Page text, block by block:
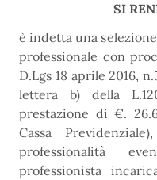
SI
è indetta una
professionale con
D.Lgs 18 aprile 2016,
lettera b) della
prestazione di €.
Cassa
professionalità
professionista